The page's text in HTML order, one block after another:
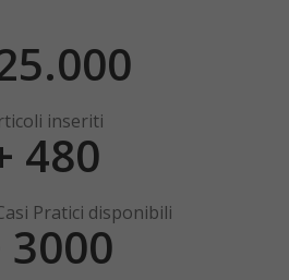
inseriti
480
Pratici disponibili
3000